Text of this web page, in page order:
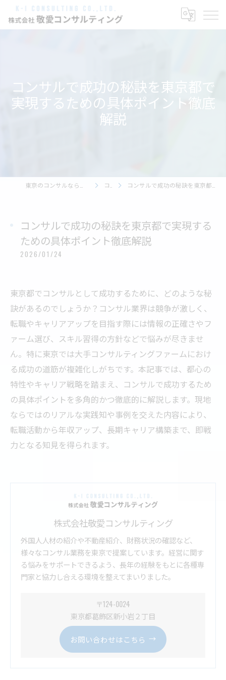
コンサルで成功の秘訣を東京都で
実現するための具体ポイント徹底
解説
コラム コンサルで成功の秘訣を東京都で実現するための具体ポイント徹底解説
コンサルで成功の秘訣を東京都で実現する
ための具体ポイント徹底解説
2026/01/24
東京都でコンサルとして成功するために、どのような秘
訣があるのでしょうか？コンサル業界は競争が激しく、
転職やキャリアアップを目指す際には情報の正確さやフ
ァーム選び、スキル習得の方針などで悩みが尽きませ
ん。特に東京では大手コンサルティングファームにおけ
る成功の道筋が複雑化しがちです。本記事では、都心の
特性やキャリア戦略を踏まえ、コンサルで成功するため
の具体ポイントを多角的かつ徹底的に解説します。現地
ならではのリアルな実践知や事例を交えた内容により、
転職活動から年収アップ、長期キャリア構築まで、即戦
力となる知見を得られます。
株式会社敬愛コンサルティング
外国人人材の紹介や不動産紹介、財務状況の確認など、
様々なコンサル業務を東京で提案しています。経営に関す
る悩みをサポートできるよう、長年の経験をもとに各種専
門家と協力し合える環境を整えてまいりました。
〒124-0024
東京都葛飾区新小岩２丁目
お問い合わせはこちら